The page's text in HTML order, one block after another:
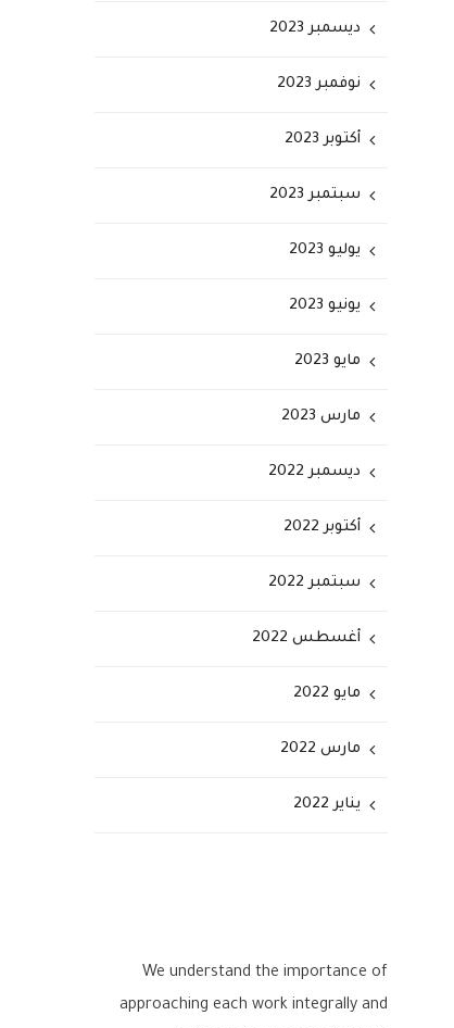
ديسمبر 2023
نوفمبر 2023
أكتوبر 2023
سبتمبر 2023
يوليو 2023
يونيو 2023
مايو 2023
مارس 2023
ديسمبر 2022
أكتوبر 2022
سبتمبر 2022
أغسطس 2022
مايو 2022
مارس 2022
يناير 2022
We understand the importance of
approaching each work integrally and